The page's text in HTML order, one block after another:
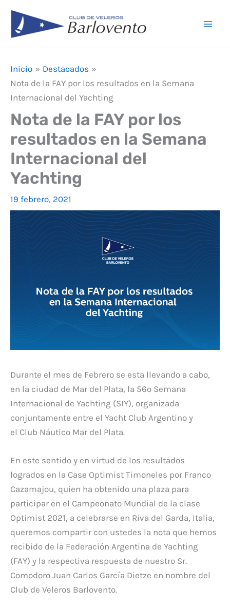
contenido
Inicio
Destacados
Nota de la FAY por los resultados en la Semana
Internacional del Yachting
Nota de la FAY por los
resultados en la Semana
Internacional del
Yachting
19 febrero, 2021
Durante el mes de Febrero se esta llevando a cabo,
en la ciudad de Mar del Plata, la 56º Semana
Internacional de Yachting (SIY), organizada
conjuntamente entre el Yacht Club Argentino y
el Club Náutico Mar del Plata.
En este sentido y en virtud de los resultados
logrados en la Case Optimist Timoneles por Franco
Cazamajou, quien ha obtenido una plaza para
participar en el Campeonato Mundial de la clase
Optimist 2021, a celebrarse en Riva del Garda, Italia,
queremos compartir con ustedes la nota que hemos
recibido de la Federación Argentina de Yachting
(FAY) y la respectiva respuesta de nuestro Sr.
Comodoro Juan Carlos García Dietze en nombre del
Club de Veleros Barlovento.
a
o
n
a
g
m
o
b
e